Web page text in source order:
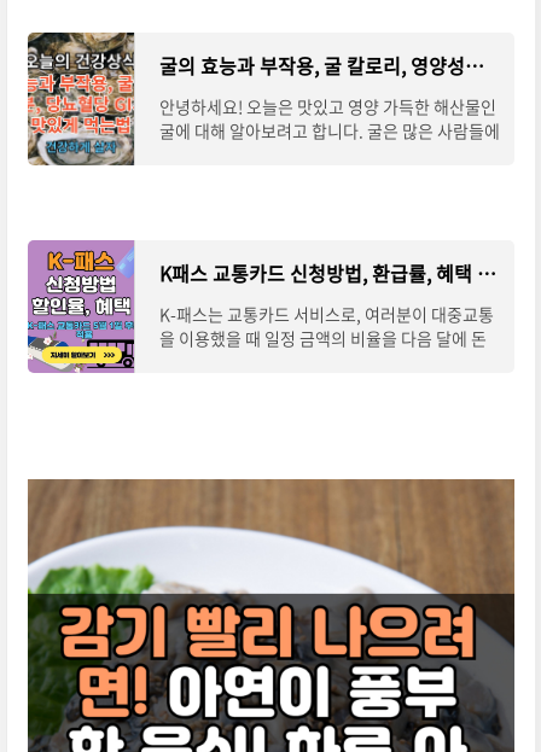
굴의 효능과 부작용, 굴 칼로리, 영양성분, 당뇨혈당 GI지수, 굴 맛있게 먹는법
안녕하세요! 오늘은 맛있고 영양 가득한 해산물인
굴에 대해 알아보려고 합니다. 굴은 많은 사람들에
K패스 교통카드 신청방법, 환급률, 혜택 총정리(기후동행카드 비교)
K-패스는 교통카드 서비스로, 여러분이 대중교통
을 이용했을 때 일정 금액의 비율을 다음 달에 돈